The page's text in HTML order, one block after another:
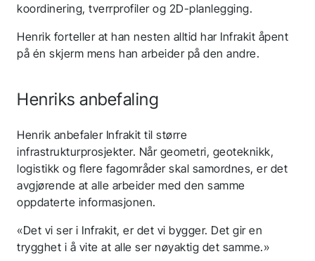
koordinering, tverrprofiler og 2D-planlegging.
Henrik forteller at han nesten alltid har Infrakit åpent
på én skjerm mens han arbeider på den andre.
Henriks anbefaling
Henrik anbefaler Infrakit til større
infrastrukturprosjekter. Når geometri, geoteknikk,
logistikk og flere fagområder skal samordnes, er det
avgjørende at alle arbeider med den samme
oppdaterte informasjonen.
«Det vi ser i Infrakit, er det vi bygger. Det gir en
trygghet i å vite at alle ser nøyaktig det samme.»